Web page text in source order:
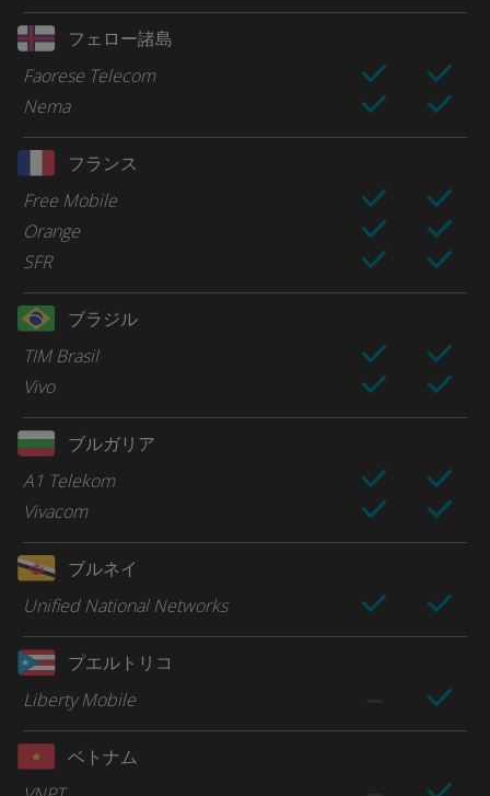
フェロー諸島
Faorese Telecom
Nema
フランス
Free Mobile
Orange
SFR
ブラジル
TIM Brasil
Vivo
ブルガリア
A1 Telekom
Vivacom
ブルネイ
Unified National Networks
プエルトリコ
Liberty Mobile
ベトナム